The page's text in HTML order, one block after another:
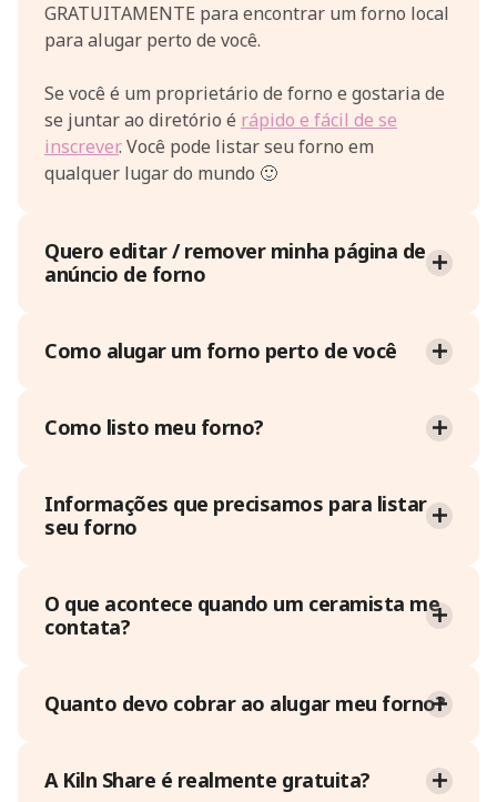
GRATUITAMENTE para encontrar um forno local
para alugar perto de você.
Se você é um proprietário de forno e gostaria de
se juntar ao diretório é rápido e fácil de se
inscrever. Você pode listar seu forno em
qualquer lugar do mundo 🙂
Quero editar / remover minha página de
anúncio de forno
Como alugar um forno perto de você
Como listo meu forno?
Informações que precisamos para listar
seu forno
O que acontece quando um ceramista me
contata?
Quanto devo cobrar ao alugar meu forno?
A Kiln Share é realmente gratuita?